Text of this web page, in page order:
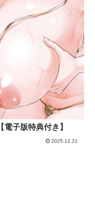
電子版特典付き】
2025.12.21